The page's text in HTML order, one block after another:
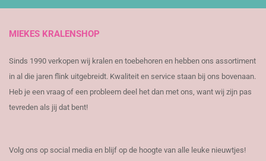
MIEKES KRALENSHOP
Sinds 1990 verkopen wij kralen en toebehoren en hebben ons assortiment
in al die jaren flink uitgebreidt. Kwaliteit en service staan bij ons bovenaan.
Heb je een vraag of een probleem deel het dan met ons, want wij zijn pas
tevreden als jij dat bent!
Volg ons op social media en blijf op de hoogte van alle leuke nieuwtjes!